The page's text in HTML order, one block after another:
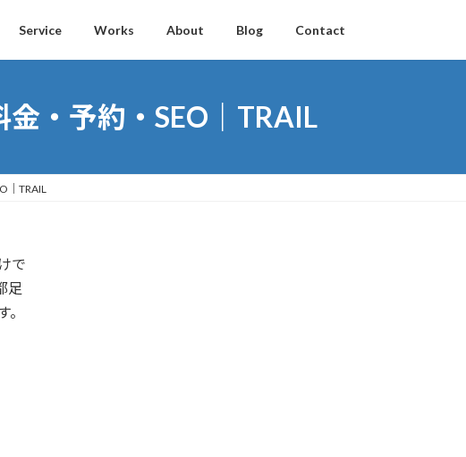
Service Works About Blog Contact
・予約・SEO｜TRAIL
｜TRAIL
で
足